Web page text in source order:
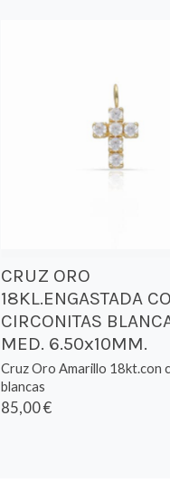
CRUZ ORO
18KL.ENGASTADA
CIRCONITAS
MED. 6.50x10MM.
Cruz Oro Amarillo 18kt.con
blancas
85,00 €